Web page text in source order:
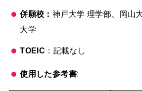
併願校： 神戸大学 理学部、岡山
大学
TOEIC ：記載なし
使用した参考書: